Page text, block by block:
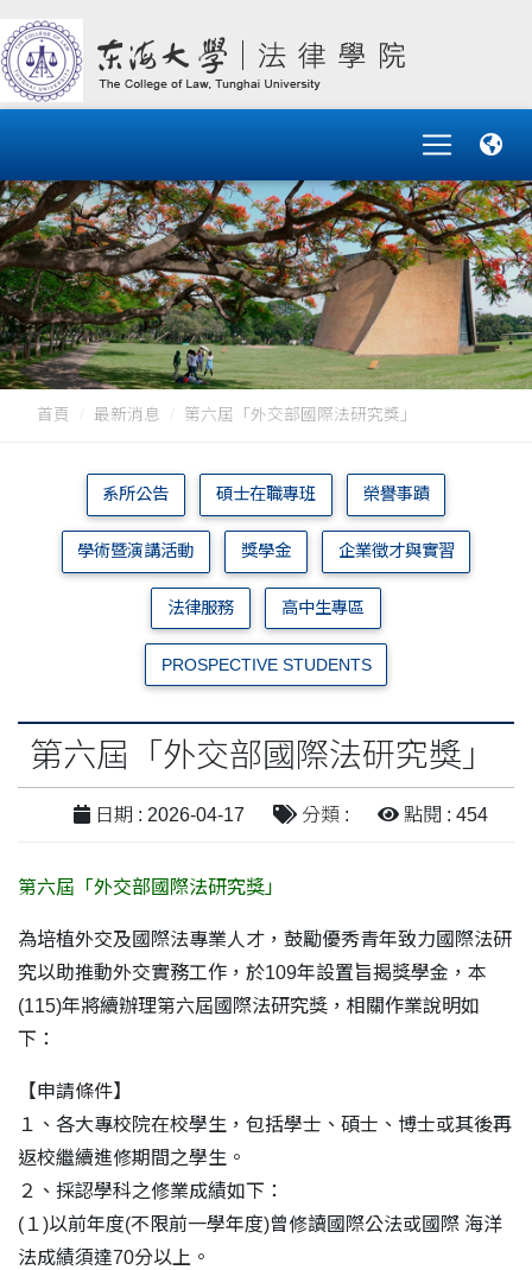
首頁 最新消息 第六屆「外交部國際法研究獎」
系所公告 碩士在職專班 榮譽事蹟
學術暨演講活動 獎學金 企業徵才與實習
法律服務 高中生專區
PROSPECTIVE STUDENTS
第六屆「外交部國際法研究獎」
日期 : 2026-04-17 分類 : 點閱 : 454
第六屆「外交部國際法研究獎」
為培植外交及國際法專業人才，鼓勵優秀青年致力國際法研
究以助推動外交實務工作，於109年設置旨揭獎學金，本
(115)年將續辦理第六屆國際法研究獎，相關作業說明如
下：
【申請條件】
１、各大專校院在校學生，包括學士、碩士、博士或其後再
返校繼續進修期間之學生。
２、採認學科之修業成績如下：
(１)以前年度(不限前一學年度)曾修讀國際公法或國際 海洋
法成績須達70分以上。